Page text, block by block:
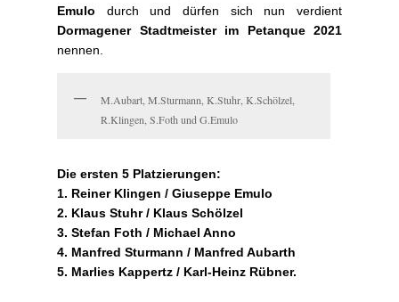
Emulo durch und dürfen sich nun verdient
Dormagener Stadtmeister im Petanque 2021
nennen.
M.Aubart, M.Sturmann, K.Stuhr, K.Schölzel,
R.Klingen, S.Foth und G.Emulo
Die ersten 5 Platzierungen:
1. Reiner Klingen / Giuseppe Emulo
2. Klaus Stuhr / Klaus Schölzel
3. Stefan Foth / Michael Anno
4. Manfred Sturmann / Manfred Aubarth
5. Marlies Kappertz / Karl-Heinz Rübner.